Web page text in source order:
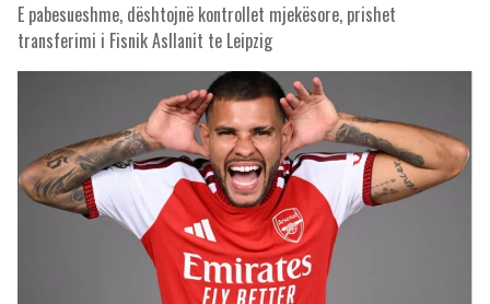
E pabesueshme, dështojnë kontrollet mjekësore, prishet
transferimi i Fisnik Asllanit te Leipzig